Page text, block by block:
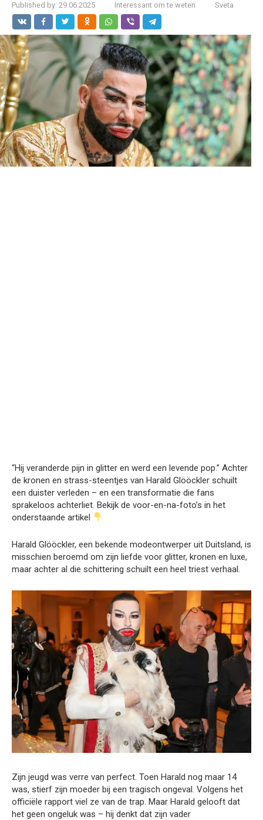
Published by: 29.06.2025 Interessant om te weten Sveta
“Hij veranderde pijn in glitter en werd een levende pop.” Achter
de kronen en strass-steentjes van Harald Glööckler schuilt
een duister verleden – en een transformatie die fans
sprakeloos achterliet. Bekijk de voor-en-na-foto’s in het
onderstaande artikel
Harald Glööckler, een bekende modeontwerper uit Duitsland, is
misschien beroemd om zijn liefde voor glitter, kronen en luxe,
maar achter al die schittering schuilt een heel triest verhaal.
Zijn jeugd was verre van perfect. Toen Harald nog maar 14
was, stierf zijn moeder bij een tragisch ongeval. Volgens het
officiële rapport viel ze van de trap. Maar Harald gelooft dat
het geen ongeluk was – hij denkt dat zijn vader